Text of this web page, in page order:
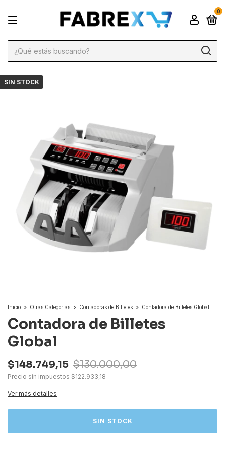
0
SIN STOCK
Inicio > Otras Categorias > Contadoras de Billetes > Contadora de Billetes Global
Contadora de Billetes
Global
$148.749,15 $130.000,00
Precio sin impuestos $122.933,18
Ver más detalles